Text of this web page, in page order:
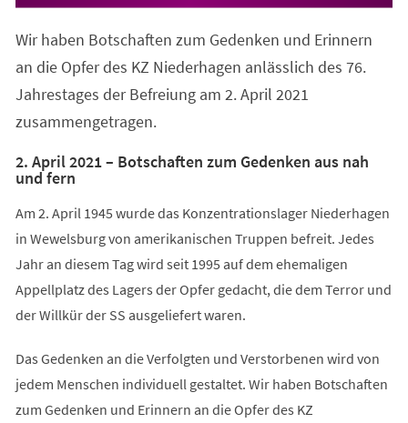
Wir haben Botschaften zum Gedenken und Erinnern
an die Opfer des KZ Niederhagen anlässlich des 76.
Jahrestages der Befreiung am 2. April 2021
zusammengetragen.
2. April 2021 – Botschaften zum Gedenken aus nah
und fern
Am 2. April 1945 wurde das Konzentrationslager Niederhagen
in Wewelsburg von amerikanischen Truppen befreit. Jedes
Jahr an diesem Tag wird seit 1995 auf dem ehemaligen
Appellplatz des Lagers der Opfer gedacht, die dem Terror und
der Willkür der SS ausgeliefert waren.
Das Gedenken an die Verfolgten und Verstorbenen wird von
jedem Menschen individuell gestaltet. Wir haben Botschaften
zum Gedenken und Erinnern an die Opfer des KZ